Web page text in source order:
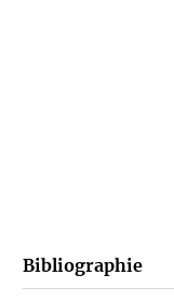
Bibliographie